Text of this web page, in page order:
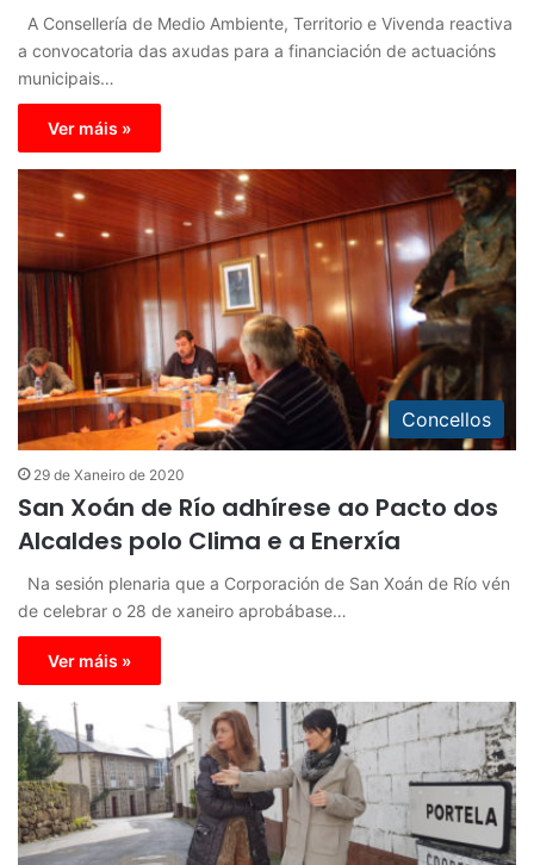
A Consellería de Medio Ambiente, Territorio e Vivenda reactiva
a convocatoria das axudas para a financiación de actuacións
municipais…
Ver máis »
Concellos
29 de Xaneiro de 2020
San Xoán de Río adhírese ao Pacto dos
Alcaldes polo Clima e a Enerxía
Na sesión plenaria que a Corporación de San Xoán de Río vén
de celebrar o 28 de xaneiro aprobábase…
Ver máis »